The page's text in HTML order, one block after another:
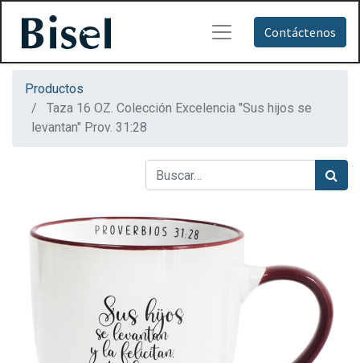
Contáctenos
Productos
Taza 16 OZ. Colección Excelencia "Sus hijos se
levantan" Prov. 31:28